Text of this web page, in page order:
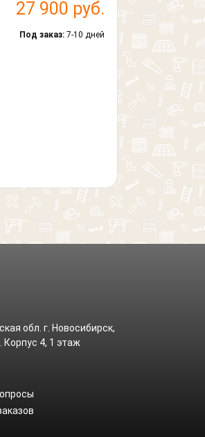
27 900 руб.
Под заказ: 7-10 дней
обл. г. Новосибирск,
Корпус 4, 1 этаж